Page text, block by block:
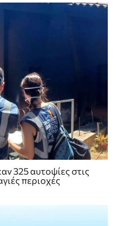
325 αυτοψίες στις
περιοχές